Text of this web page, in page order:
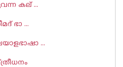
കല് ...
ഭാ ...
...